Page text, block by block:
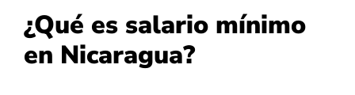
¿Qué es salario mínimo
en Nicaragua?